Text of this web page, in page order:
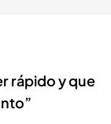
rápido y que